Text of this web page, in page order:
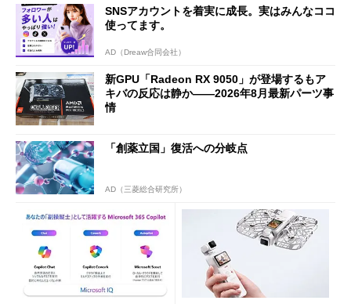
SNSアカウントを着実に成長。実はみんなココ
使ってます。
AD（Dreaw合同会社）
新GPU「Radeon RX 9050」が登場するもア
キバの反応は静か――2026年8月最新パーツ事
情
「創薬立国」復活への分岐点
AD（三菱総合研究所）